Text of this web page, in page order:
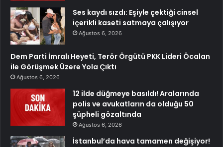
Ses kaydı sızdı: Eşiyle çektiği cinsel
içerikli kaseti satmaya çalışıyor
Ağustos 6, 2026
Dem Parti İmralı Heyeti, Terör Örgütü PKK Lideri Öcalan
ile Görüşmek Üzere Yola Çıktı
Ağustos 6, 2026
12 ilde düğmeye basıldı! Aralarında
polis ve avukatların da olduğu 50
şüpheli gözaltında
Ağustos 6, 2026
İstanbul’da hava tamamen değişiyor!